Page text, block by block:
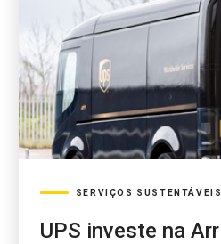
SERVIÇOS SUSTENTÁVEIS
UPS investe na